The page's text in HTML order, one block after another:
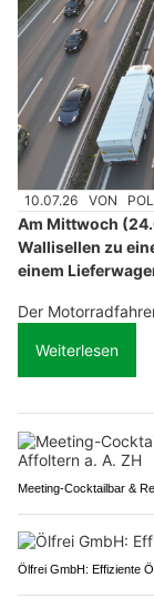
10.07.26 VON
Am Mittwoch
Wallisellen zu
einem
Der
Weiterlesen
Meeting-Cocktailbar &
Ölfrei GmbH: Effiziente